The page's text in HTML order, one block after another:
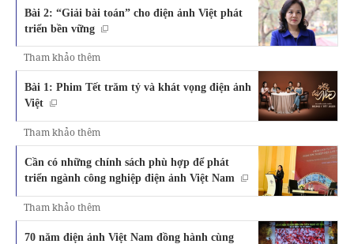
Bài 2: “Giải bài toán” cho điện ảnh Việt phát
triển bền vững
Tham khảo thêm
Bài 1: Phim Tết trăm tỷ và khát vọng điện ảnh
Việt
Tham khảo thêm
Cần có những chính sách phù hợp để phát
triển ngành công nghiệp điện ảnh Việt Nam
Tham khảo thêm
70 năm điện ảnh Việt Nam đồng hành cùng